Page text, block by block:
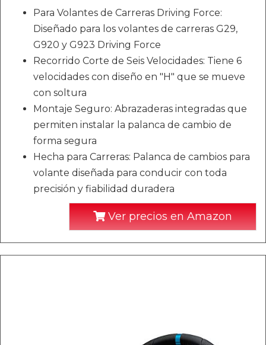
Para Volantes de Carreras Driving Force:
Diseñado para los volantes de carreras G29,
G920 y G923 Driving Force
Recorrido Corte de Seis Velocidades: Tiene 6
velocidades con diseño en "H" que se mueve
con soltura
Montaje Seguro: Abrazaderas integradas que
permiten instalar la palanca de cambio de
forma segura
Hecha para Carreras: Palanca de cambios para
volante diseñada para conducir con toda
precisión y fiabilidad duradera
Ver precios en Amazon